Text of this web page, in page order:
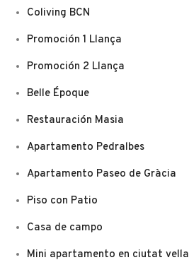
Coliving BCN
Promoción 1 Llança
Promoción 2 Llança
Belle Époque
Restauración Masia
Apartamento Pedralbes
Apartamento Paseo de Gràcia
Piso con Patio
Casa de campo
Mini apartamento en ciutat vella